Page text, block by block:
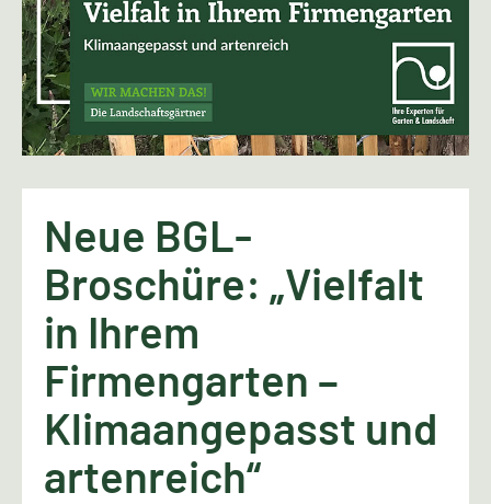
Neue BGL-
Broschüre: „Vielfalt
in Ihrem
Firmengarten –
Klimaangepasst und
artenreich“